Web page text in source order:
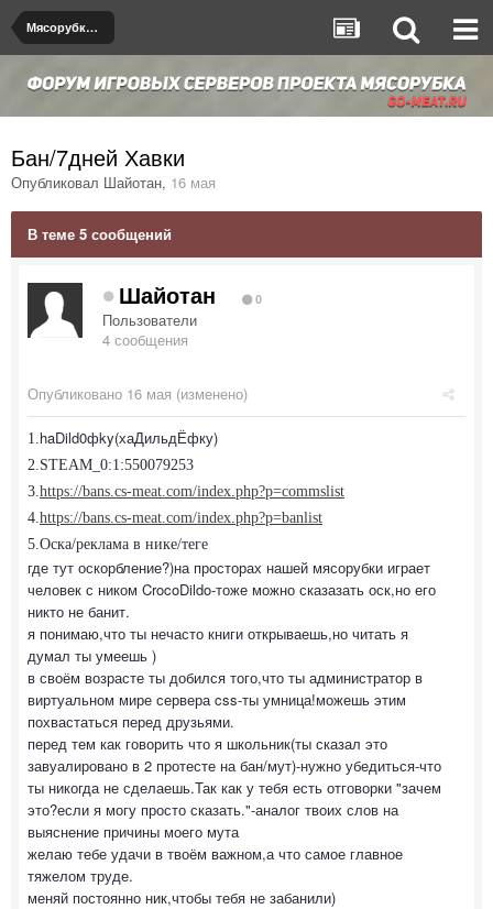
Мясорубка de_dust2
Бан/7дней Хавки
Опубликовал Шайотан, 16 мая
В теме 5 сообщений
Шайотан 0
Пользователи
4 сообщения
Опубликовано 16 мая (изменено)
1. haDild0фky(хаДильдЁфку)
2.STEAM_0:1:550079253
3. https://bans.cs-meat.com/index.php?p=commslist
4. https://bans.cs-meat.com/index.php?p=banlist
5.Оска/реклама в нике/теге
где тут оскорбление?)на просторах нашей мясорубки играет
человек с ником CrocoDildo-тоже можно сказазать оск,но его
никто не банит.
я понимаю,что ты нечасто книги открываешь,но читать я
думал ты умеешь )
в своём возрасте ты добился того,что ты администратор в
виртуальном мире сервера css-ты умница!можешь этим
похвастаться перед друзьями.
перед тем как говорить что я школьник(ты сказал это
завуалировано в 2 протесте на бан/мут)-нужно убедиться-что
ты никогда не сделаешь.Так как у тебя есть отговорки "зачем
это?если я могу просто сказать."-аналог твоих слов на
выяснение причины моего мута
желаю тебе удачи в твоём важном,а что самое главное
тяжелом труде.
меняй постоянно ник,чтобы тебя не забанили)